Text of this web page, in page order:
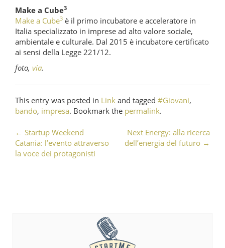
Make a Cube3
Make a Cube3 è il primo incubatore e acceleratore in
Italia specializzato in imprese ad alto valore sociale,
ambientale e culturale. Dal 2015 è incubatore certificato
ai sensi della Legge 221/12.
foto, via.
This entry was posted in Link and tagged #Giovani,
bando, impresa. Bookmark the permalink.
Post navigation
← Startup Weekend
Catania: l’evento attraverso
la voce dei protagonisti
Next Energy: alla ricerca
dell’energia del futuro →